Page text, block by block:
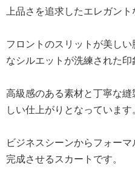
上品さを追求したエレガント
フロントのスリットが美し
なシルエットが洗練された印
高級感のある素材と丁寧な
しい仕上がりとなっています。
ビジネスシーンからフォー
完成させるスカートです。